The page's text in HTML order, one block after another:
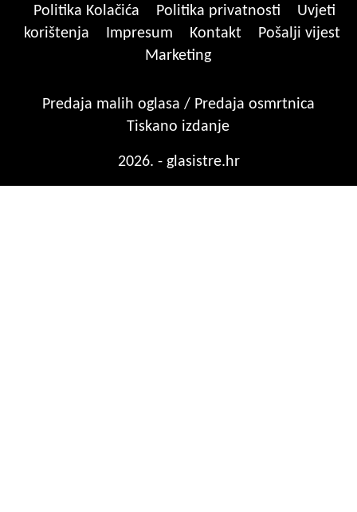
Politika Kolačića Politika privatnosti
Uvjeti
korištenja
Impresum Kontakt
Pošalji vijest
Marketing
Predaja malih oglasa / Predaja osmrtnica
Tiskano izdanje
2026. - glasistre.hr